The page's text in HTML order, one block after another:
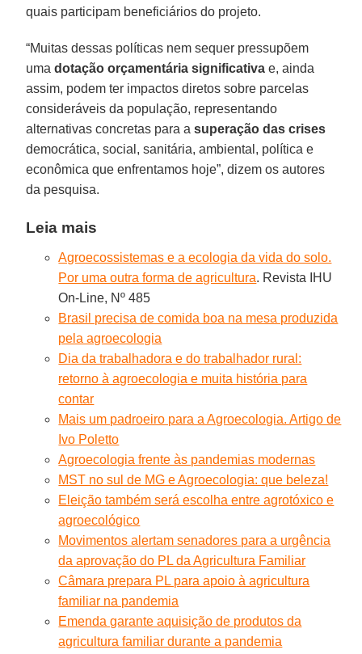
quais participam beneficiários do projeto.
“Muitas dessas políticas nem sequer pressupõem
umadotação orçamentária significativa e, ainda
assim, podem ter impactos diretos sobre parcelas
consideráveis da população, representando
alternativas concretas para asuperação das crises
democrática, social, sanitária, ambiental, política e
econômica que enfrentamos hoje”, dizem os autores
da pesquisa.
Leia mais
Agroecossistemas e a ecologia da vida do solo.
Por uma outra forma de agricultura. Revista IHU
On-Line, Nº 485
Brasil precisa de comida boa na mesa produzida
pela agroecologia
Dia da trabalhadora e do trabalhador rural:
retorno à agroecologia e muita história para
contar
Mais um padroeiro para a Agroecologia. Artigo de
Ivo Poletto
Agroecologia frente às pandemias modernas
MST no sul de MG e Agroecologia: que beleza!
Eleição também será escolha entre agrotóxico e
agroecológico
Movimentos alertam senadores para a urgência
da aprovação do PL da Agricultura Familiar
Câmara prepara PL para apoio à agricultura
familiar na pandemia
Emenda garante aquisição de produtos da
agricultura familiar durante a pandemia